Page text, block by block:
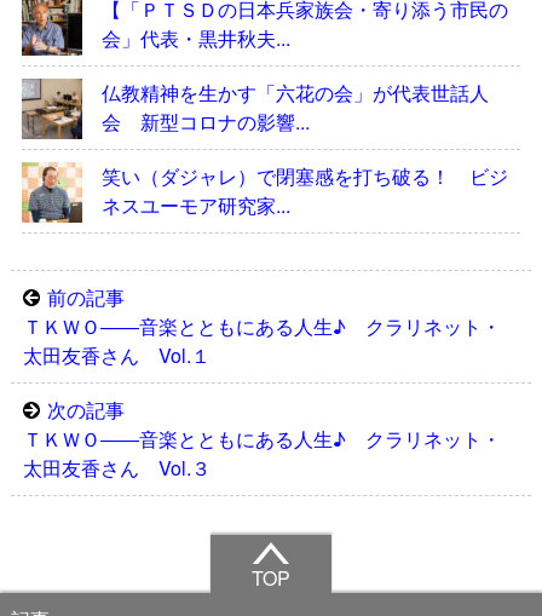
【「ＰＴＳＤの日本兵家族会・寄り添う市民の
会」代表・黒井秋夫...
仏教精神を生かす「六花の会」が代表世話人
会 新型コロナの影響...
笑い（ダジャレ）で閉塞感を打ち破る！ ビジ
ネスユーモア研究家...
前の記事
ＴＫＷＯ――音楽とともにある人生♪ クラリネット・
太田友香さん Vol.１
次の記事
ＴＫＷＯ――音楽とともにある人生♪ クラリネット・
太田友香さん Vol.３
TOP